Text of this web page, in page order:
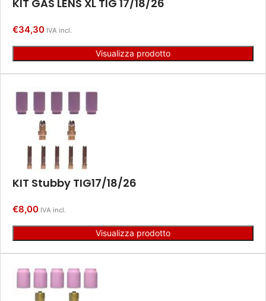
KIT GAS LENS XL TIG 17/18/26
€34,30 IVA incl.
Visualizza prodotto
KIT Stubby TIG17/18/26
€8,00 IVA incl.
Visualizza prodotto